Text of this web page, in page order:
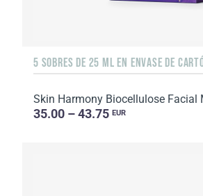
5 SOBRES DE 25 ML EN ENVASE DE
Skin Harmony Biocellulose Facial
35.00 – 43.75 EUR